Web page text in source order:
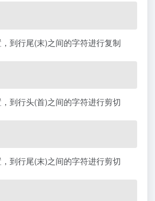
到行尾(末)之间的字符进行复制
到行头(首)之间的字符进行剪切
到行尾(末)之间的字符进行剪切